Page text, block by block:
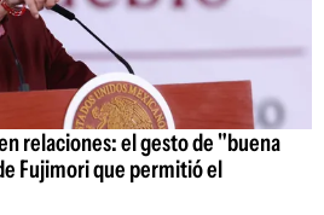
relaciones: el gesto de "buena
Fujimori que permitió el